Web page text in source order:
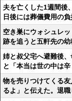
夫を亡くした1週間後
日後には葬儀費用の
空き巣にウォシュレ
跡を追うと五軒先の
姉と叔父宅へ避難後
と「本当は世の中は
物を売りつけてくる
るよ」と伝えた。退